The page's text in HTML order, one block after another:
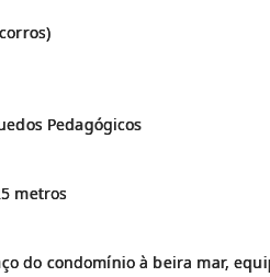
Pedagógicos
metros
do condomínio à beira mar,